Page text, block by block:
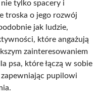
tylko spacery i
troska o jego rozwój
jak ludzie,
które angażują
zainteresowaniem
psa, które łączą w sobie
pupilowi